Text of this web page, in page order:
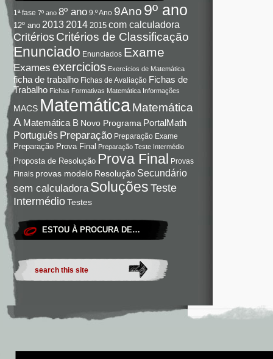
1ª fase 7º ano 8º ano 9.º Ano 9Ano 9º ano
12º ano 2013 2014 2015 com calculadora
Critérios Critérios de Classificação
Enunciado Enunciados Exame
Exames exercicios Exercícios de Matemática
ficha de trabalho Fichas de Avaliação Fichas de
Trabalho Fichas Formativas Matemática Informações
MACS Matemática Matemática
A Matemática B Novo Programa PortalMath
Português Preparação Preparação Exame
Preparação Prova Final Preparação Teste Intermédio
Proposta de Resolução Prova Final Provas
Finais provas modelo Resolução Secundário
sem calculadora Soluções Teste
IntermédioTestes
ESTOU À PROCURA DE…